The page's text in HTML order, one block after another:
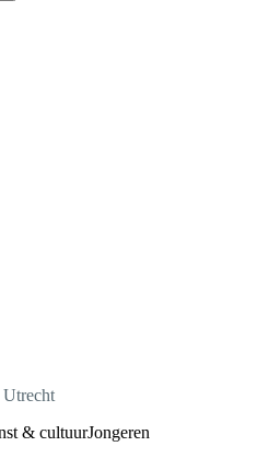
Utrecht
& cultuurJongeren